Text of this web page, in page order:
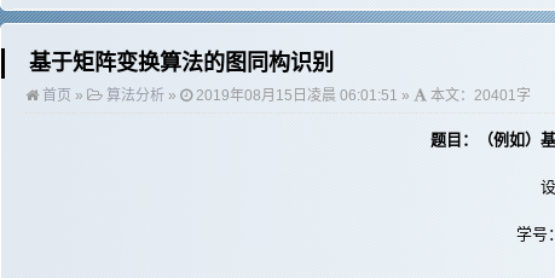
基于矩阵变换算法的图同构识别
首页 » 算法分析 » 2019年08月15日凌晨 06:01:51 » 本文：20401字
题目：（例如）
学号